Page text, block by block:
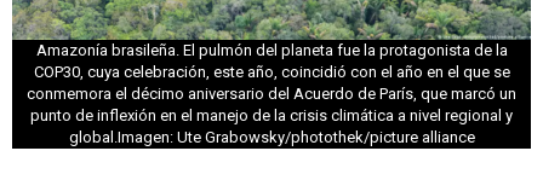
Amazonía brasileña. El pulmón del planeta fue la protagonista de la
COP30, cuya celebración, este año, coincidió con el año en el que se
conmemora el décimo aniversario del Acuerdo de París, que marcó un
punto de inflexión en el manejo de la crisis climática a nivel regional y
global.Imagen: Ute Grabowsky/photothek/picture alliance